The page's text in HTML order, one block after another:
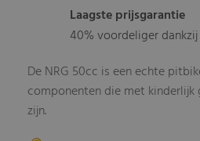
Laagste prijsgarantie
40% voordeliger
De NRG 50cc is een echte
componenten die met kinderlijk
zijn.